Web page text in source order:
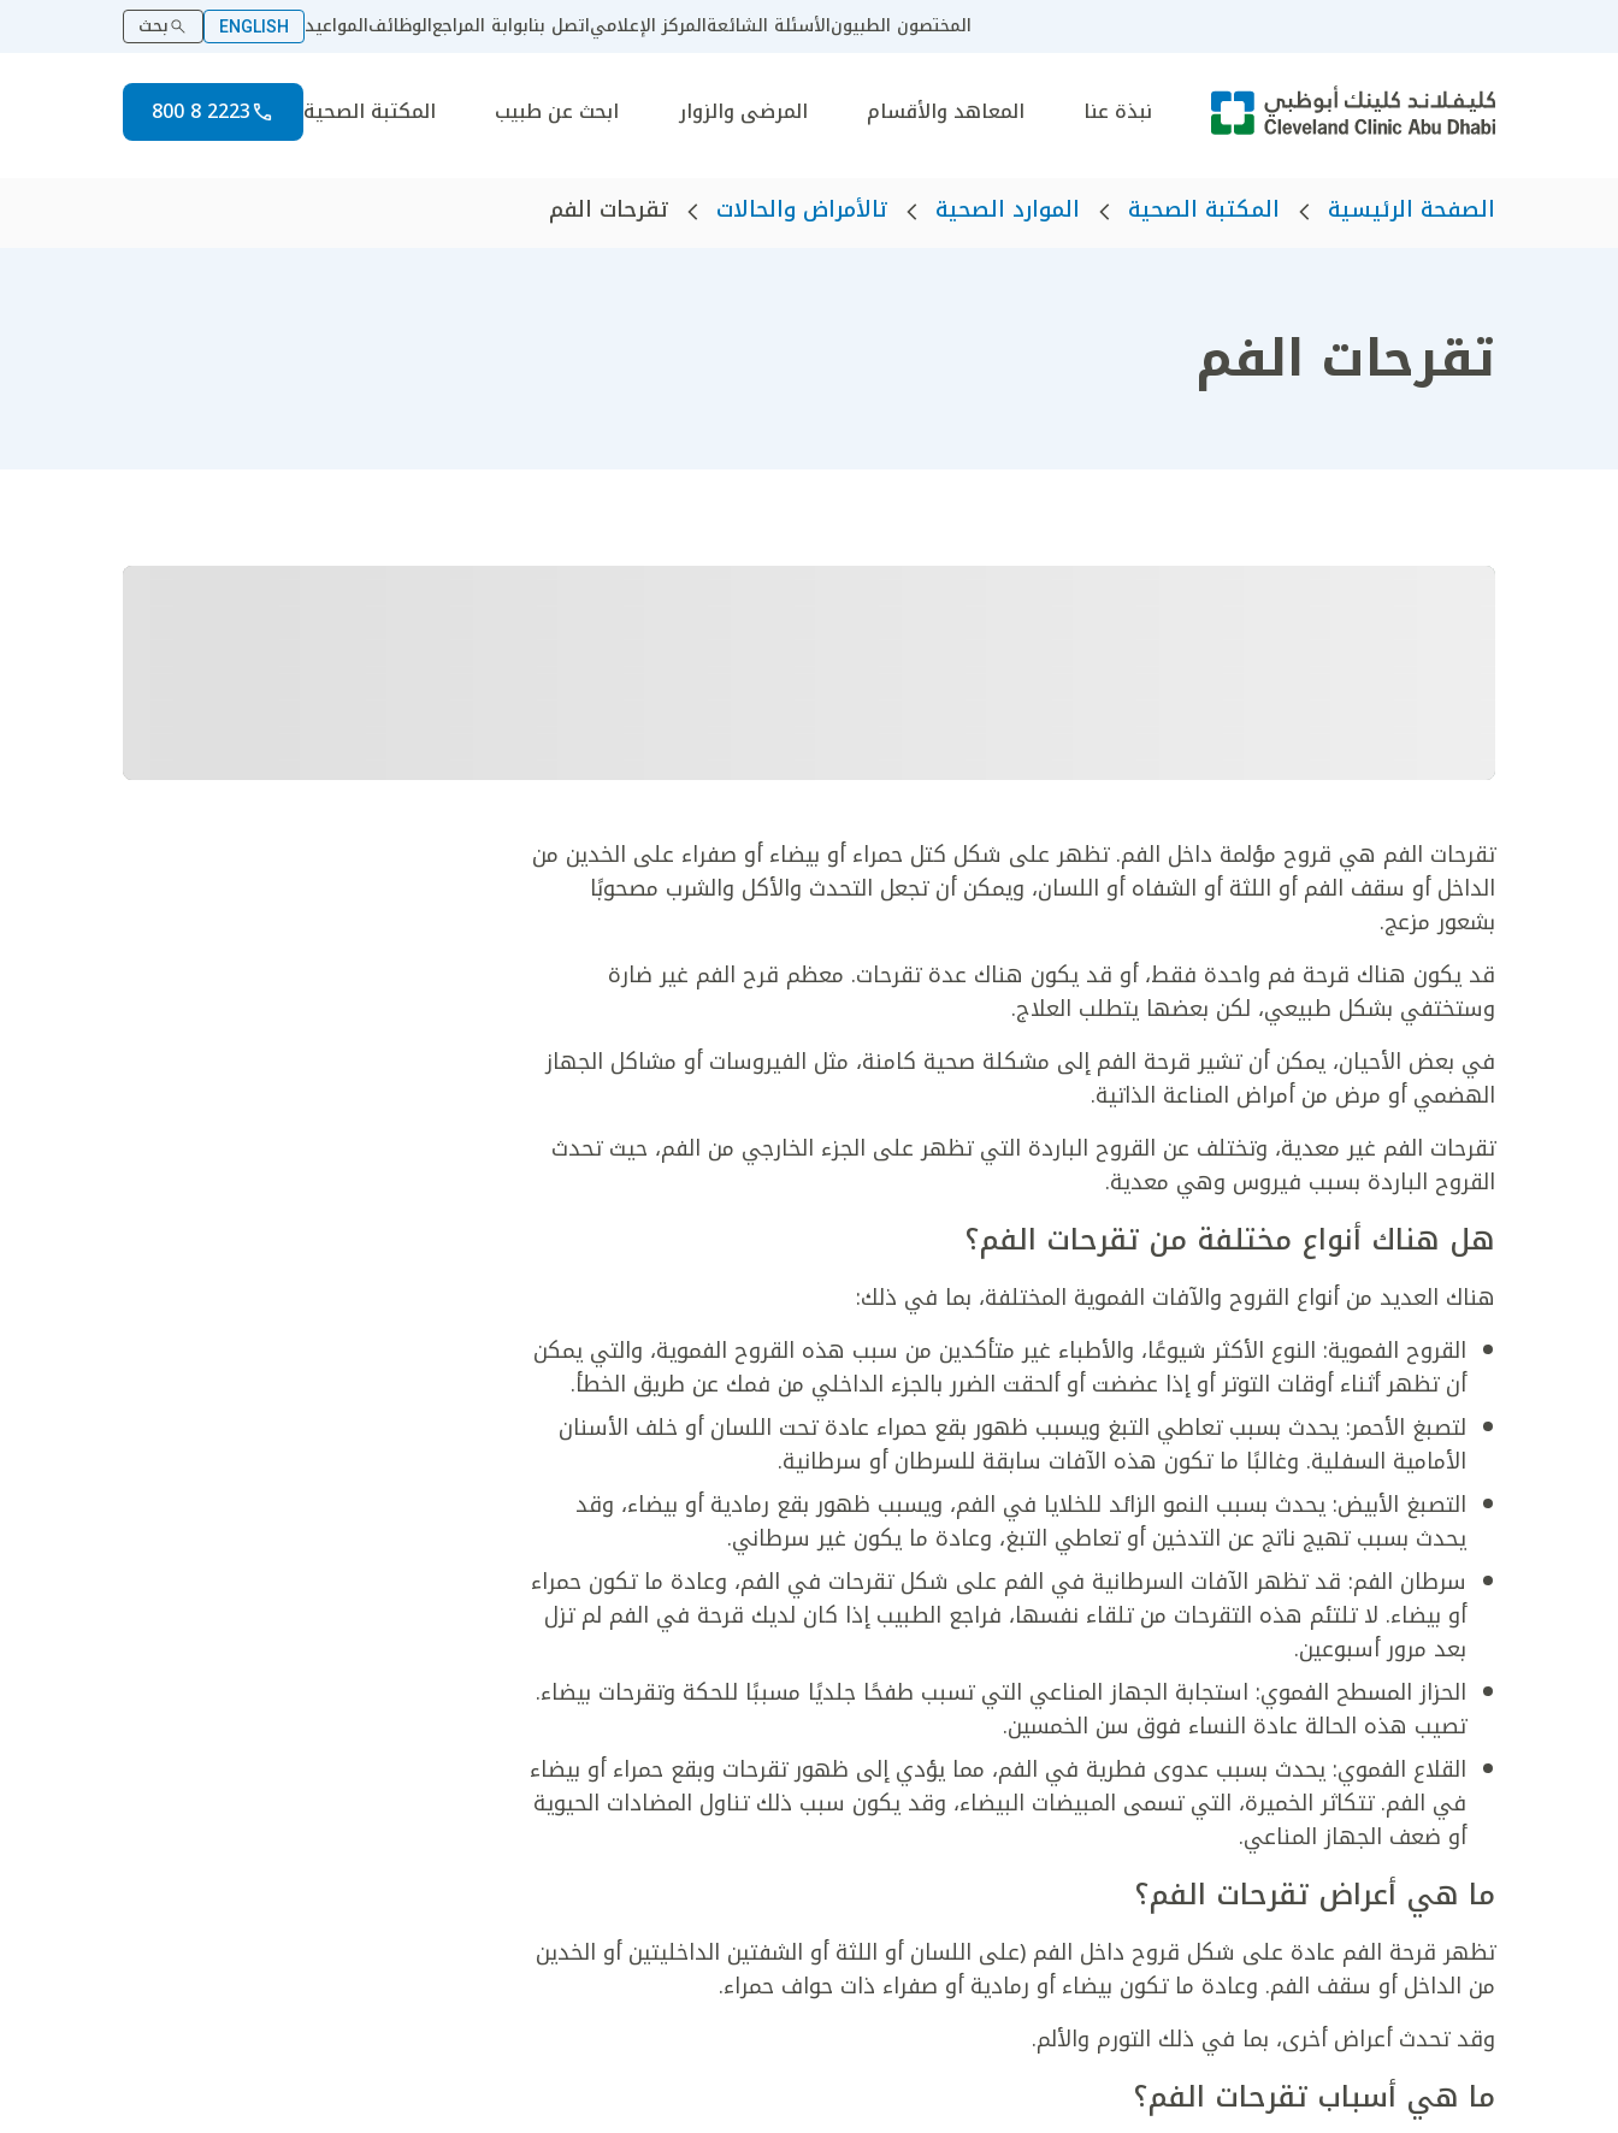
المختصون الطبيونالأسئلة الشائعةالمركز الإعلامياتصل بنابوابة المراجعالوظائفالمواعيد ENGLISH بحث
نبذة عنا المعاهد والأقسام المرضى والزوار ابحث عن طبيب المكتبة الصحية 2223 8 800
الصفحة الرئيسية المكتبة الصحية الموارد الصحية تالأمراض والحالات تقرحات الفم
تقرحات الفم
تقرحات الفم هي قروح مؤلمة داخل الفم. تظهر على شكل كتل حمراء أو بيضاء أو صفراء على الخدين من
الداخل أو سقف الفم أو اللثة أو الشفاه أو اللسان، ويمكن أن تجعل التحدث والأكل والشرب مصحوبًا
بشعور مزعج.
قد يكون هناك قرحة فم واحدة فقط، أو قد يكون هناك عدة تقرحات. معظم قرح الفم غير ضارة
وستختفي بشكل طبيعي، لكن بعضها يتطلب العلاج.
في بعض الأحيان، يمكن أن تشير قرحة الفم إلى مشكلة صحية كامنة، مثل الفيروسات أو مشاكل الجهاز
الهضمي أو مرض من أمراض المناعة الذاتية.
تقرحات الفم غير معدية، وتختلف عن القروح الباردة التي تظهر على الجزء الخارجي من الفم، حيث تحدث
القروح الباردة بسبب فيروس وهي معدية.
هل هناك أنواع مختلفة من تقرحات الفم؟
هناك العديد من أنواع القروح والآفات الفموية المختلفة، بما في ذلك:
القروح الفموية: النوع الأكثر شيوعًا، والأطباء غير متأكدين من سبب هذه القروح الفموية، والتي يمكن
أن تظهر أثناء أوقات التوتر أو إذا عضضت أو ألحقت الضرر بالجزء الداخلي من فمك عن طريق الخطأ.
لتصبغ الأحمر: يحدث بسبب تعاطي التبغ ويسبب ظهور بقع حمراء عادة تحت اللسان أو خلف الأسنان
الأمامية السفلية. وغالبًا ما تكون هذه الآفات سابقة للسرطان أو سرطانية.
التصبغ الأبيض: يحدث بسبب النمو الزائد للخلايا في الفم، ويسبب ظهور بقع رمادية أو بيضاء، وقد
يحدث بسبب تهيج ناتج عن التدخين أو تعاطي التبغ، وعادة ما يكون غير سرطاني.
سرطان الفم: قد تظهر الآفات السرطانية في الفم على شكل تقرحات في الفم، وعادة ما تكون حمراء
أو بيضاء. لا تلتئم هذه التقرحات من تلقاء نفسها، فراجع الطبيب إذا كان لديك قرحة في الفم لم تزل
بعد مرور أسبوعين.
الحزاز المسطح الفموي: استجابة الجهاز المناعي التي تسبب طفحًا جلديًا مسببًا للحكة وتقرحات بيضاء.
تصيب هذه الحالة عادة النساء فوق سن الخمسين.
القلاع الفموي: يحدث بسبب عدوى فطرية في الفم، مما يؤدي إلى ظهور تقرحات وبقع حمراء أو بيضاء
في الفم. تتكاثر الخميرة، التي تسمى المبيضات البيضاء، وقد يكون سبب ذلك تناول المضادات الحيوية
أو ضعف الجهاز المناعي.
ما هي أعراض تقرحات الفم؟
تظهر قرحة الفم عادة على شكل قروح داخل الفم (على اللسان أو اللثة أو الشفتين الداخليتين أو الخدين
من الداخل أو سقف الفم. وعادة ما تكون بيضاء أو رمادية أو صفراء ذات حواف حمراء.
وقد تحدث أعراض أخرى، بما في ذلك التورم والألم.
ما هي أسباب تقرحات الفم؟